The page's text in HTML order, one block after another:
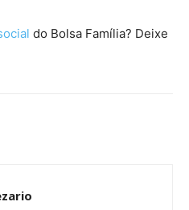
do Bolsa Família? Deixe